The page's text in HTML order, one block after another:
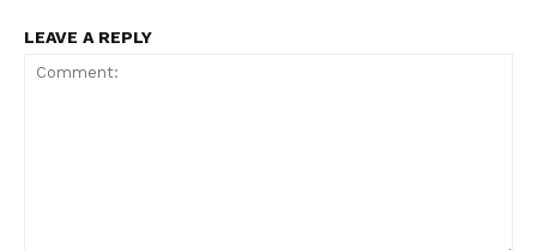
LEAVE A REPLY